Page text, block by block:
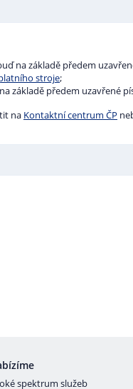
na základě předem
stroje;
základě předem uzavřené
na Kontaktní centrum ČP
spektrum služeb